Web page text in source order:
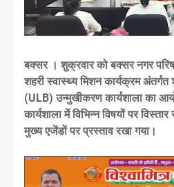
बक्सर । शुक्रवार को बक्सर नगर
शहरी स्वास्थ्य मिशन कार्यक्रम अंतर्गत
(ULB) उन्मुखीकरण कार्यशाला का
कार्यशाला में विभिन्न विषयों पर
मुख्य एजेंडों पर प्रस्ताव रखा गया।